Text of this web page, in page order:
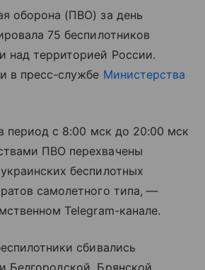
оборона (ПВО) за день
75 беспилотников
над территорией России.
в пресс-службе Министерства
период с 8:00 мск до 20:00 мск
ПВО перехвачены
беспилотных
самолетного типа, —
Telegram-канале.
сбивались